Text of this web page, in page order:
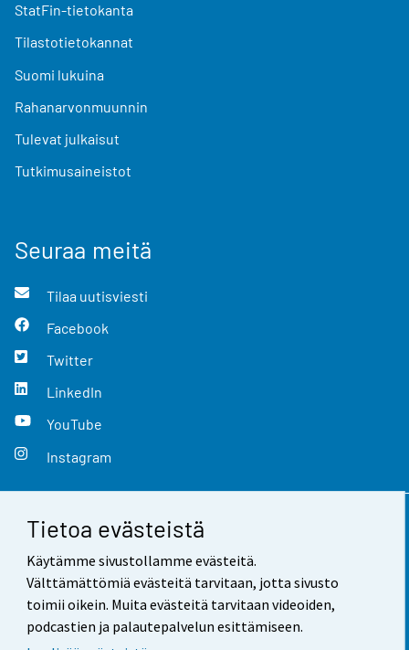
Tietoa evästeistä
Käytämme sivustollamme evästeitä.
Välttämättömiä evästeitä tarvitaan, jotta sivusto
toimii oikein. Muita evästeitä tarvitaan videoiden,
podcastien ja palautepalvelun esittämiseen.
StatFin-tietokanta
Tilastotietokannat
Suomi lukuina
Rahanarvonmuunnin
Tulevat julkaisut
Tutkimusaineistot
Seuraa meitä
Tilaa uutisviesti
Facebook
Twitter
LinkedIn
YouTube
Instagram
Yhteystiedot
Palaute
Käyttöehdot